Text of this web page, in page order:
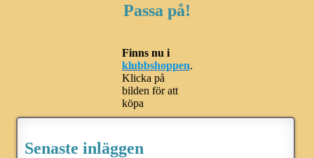
Passa på!
Finns nu i
klubbshoppen.
Klicka på
bilden för att
köpa
Senaste inläggen